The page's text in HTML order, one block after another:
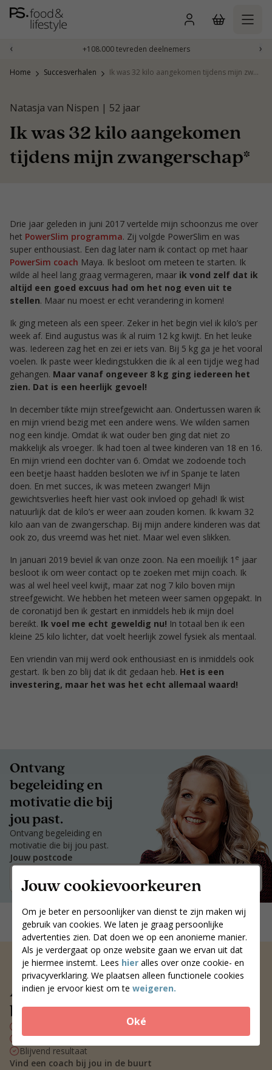
Jouw cookievoorkeuren
Om je beter en persoonlijker van dienst te zijn maken wij
gebruik van cookies. We laten je graag persoonlijke
advertenties zien. Dat doen we op een anonieme manier.
Als je verdergaat op onze website gaan we ervan uit dat
je hiermee instemt. Lees hier alles over onze cookie- en
privacyverklaring. We plaatsen alleen functionele cookies
indien je ervoor kiest om te weigeren.
Oké
Naar
inhoud
‹ +108.000 tevreden deelnemers ›
Home Succesverhalen Ik was 32 kilo aangekomen tijdens mijn zwangerschap*
Natasja van Nispen | 52 jaar
Ik was 32 kilo aangekomen
tijdens mijn zwangerschap*
Drie jaar geleden in juni 2017 vertelde mijn schoonzus me over
het PowerSlim programma. Zij volgde PowerSlim en was
super enthousiast. Een dag later nam ik contact op met haar
PowerSim coach Maya. Ik besloot om meteen te starten. Ik
wilde al heel lang graag vermageren, maar ik vond zelf dat ik
altijd een goed excuus had om het nog even uit te
stellen. Maar nu moest er echt verandering in komen!
Ik ging meteen als een speer. Zeker in het begin viel ik kilo’s per
week af. Eind augustus was ik al ruim 12 kg kwijt. En het leuke
was. Iedereen zag het en zei er iets van. Bij 5 kg ga je het vooral
voelen. Ik paste weer kledingstukken die ik al een tijdje weg had
gehangen. Maar vanaf ongeveer 8 kg ging iedereen het
zien. Dat is een heerlijk gevoel!
In december tikte mijn streefgewicht aan. Ondertussen waren ik
en mijn vriend bezig met een andere wens. We wilden samen
nog een kindje. Omdat ik wat ouder ben ging dat niet zo
makkelijk als vroeger. Ik had toen al twee kinderen van 18 en 16.
En mijn vriend een dochter van 6. Omdat we zodoende toch
een beetje haast hadden besloten we ivf in Spanje te laten
doen. En met succes, ik was meteen zwanger! Mijn
gewichtsverlies heeft hier vast ook invloed op gehad! Ik wist
natuurlijk dat de kilo’s er weer aan zouden komen. Ik kwam 32
kilo aan van de zwangerschap. Bij mijn andere kinderen was dat
ook zo, dus vreemd was het niet. Maar wel even slikken.
In januari 2019 beviel ik van onze zoon. Na een moeilijk 1 e jaar
besloot ik om weer contact op te zoeken met mijn coach. Ik
was al wel heel veel kwijt, maar zat nog 7 kilo boven mijn
streefgewicht. We hebben het meteen weer samen opgepakt. In
de coronatijd ben ik gestart en inmiddels heb ik mijn doel
bereikt. Ik voel me echt geweldig nu! In totaal ben ik een
kleine 25 kilo lichter, dat voelt heerlijk zowel fysiek als mentaal.
Een vriendin van mij werd ook enthousiast en is inmiddels ook
gestart. Ik ben zo blij dat ik dit gedaan heb. Het is een
investering, maar het was het echt allemaal waard!
Ontvang
begeleiding en
motivatie die bij
jou past.
Ontvang begeleiding en
motivatie die bij jou past.
Jouw postcode
Altijd een voedingscoach
bij jou in de buurt
Wekelijks contact met je coach
Blijvend resultaat
Vind een coach bij jou in de buurt